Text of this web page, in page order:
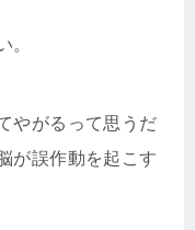
。
やがるって思うだ
が誤作動を起こす